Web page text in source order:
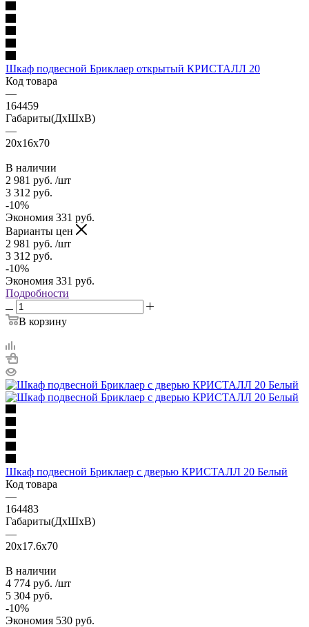
Шкаф подвесной Бриклаер открытый КРИСТАЛЛ 20
Код товара
—
164459
Габариты(ДхШхВ)
—
20x16x70
В наличии
2 981 руб. /шт
3 312 руб.
-10%
Экономия 331 руб.
Варианты цен
2 981 руб. /шт
3 312 руб.
-10%
Экономия 331 руб.
Подробности
В корзину
Шкаф подвесной Бриклаер с дверью КРИСТАЛЛ 20 Белый
Код товара
—
164483
Габариты(ДхШхВ)
—
20x17.6x70
В наличии
4 774 руб. /шт
5 304 руб.
-10%
Экономия 530 руб.